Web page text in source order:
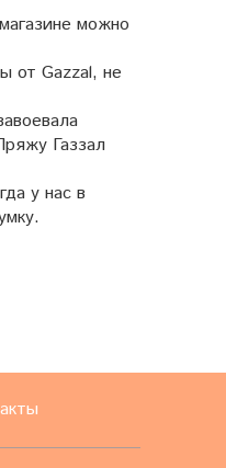
можно
от Gazzal, не
Газзал
у нас в